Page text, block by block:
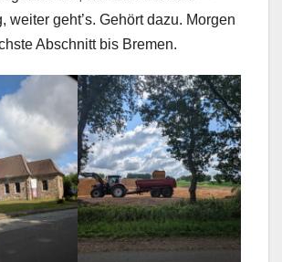
weiter geht’s. Gehört dazu. Morgen
Abschnitt bis Bremen.